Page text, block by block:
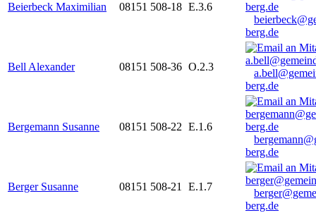
Beierbeck Maximilian 08151 508-18 E.3.6
berg.de
Bell Alexander 08151 508-36 O.2.3
berg.de
Bergemann Susanne 08151 508-22 E.1.6
berg.de
Berger Susanne 08151 508-21 E.1.7
berg.de